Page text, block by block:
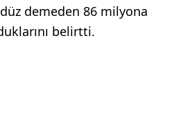
demeden 86 milyona
belirtti.